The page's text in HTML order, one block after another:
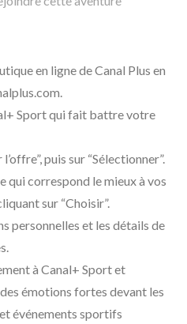
en ligne de Canal Plus en
Sport qui fait battre votre
puis sur “Sélectionner”.
qui correspond le mieux à vos
sur “Choisir”.
personnelles et les détails de
à Canal+ Sport et
émotions fortes devant les
événements sportifs